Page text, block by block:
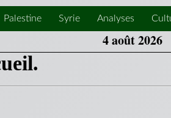
Palestine Syrie Analyses
4 août 2026